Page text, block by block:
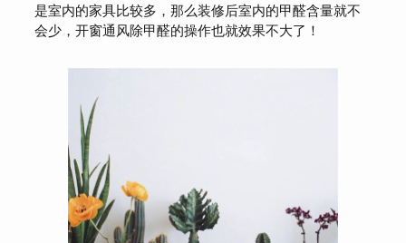
是室内的家具比较多，那么装修后室内的甲醛含量就不
会少，开窗通风除甲醛的操作也就效果不大了！